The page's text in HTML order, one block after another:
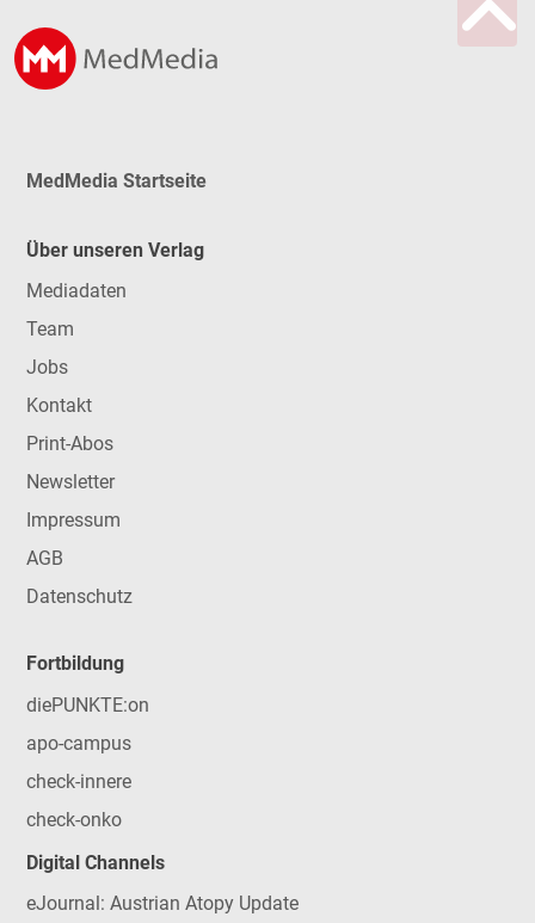
MedMedia Startseite
Über unseren Verlag
Mediadaten
Team
Jobs
Kontakt
Print-Abos
Newsletter
Impressum
AGB
Datenschutz
Fortbildung
diePUNKTE:on
apo-campus
check-innere
check-onko
Digital Channels
eJournal: Austrian Atopy Update